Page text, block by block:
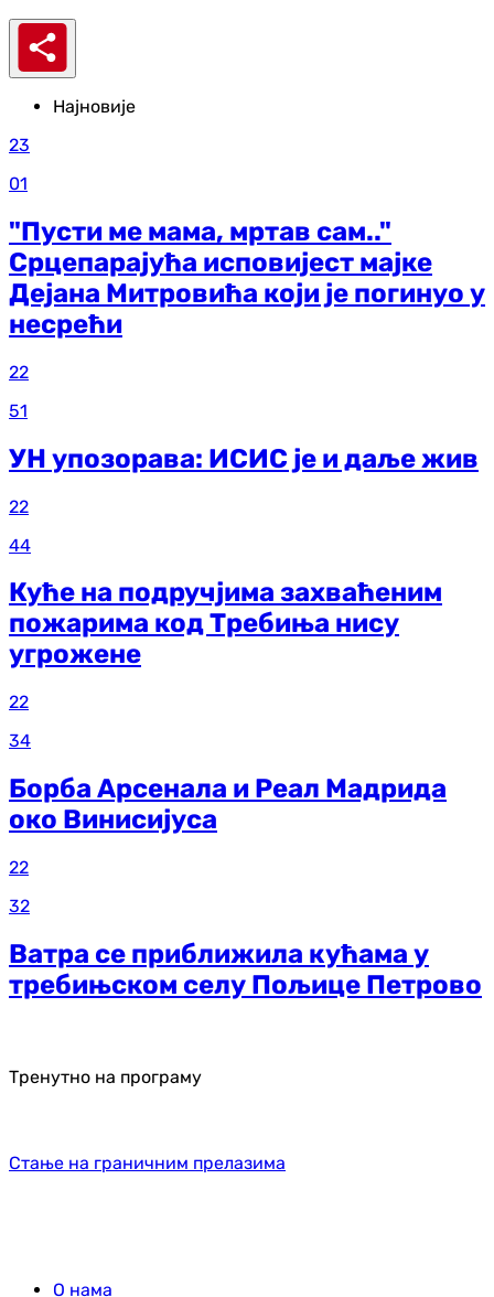
Најновије
23
01
"Пусти ме мама, мртав сам.."
Срцепарајућа исповијест мајке
Дејана Митровића који је погинуо у
несрећи
22
51
УН упозорава: ИСИС је и даље жив
22
44
Куће на подручјима захваћеним
пожарима код Требиња нису
угрожене
22
34
Борба Арсенала и Реал Мадрида
око Винисијуса
22
32
Ватра се приближила кућама у
требињском селу Пољице Петрово
Тренутно на програму
Стање на граничним прелазима
О нама